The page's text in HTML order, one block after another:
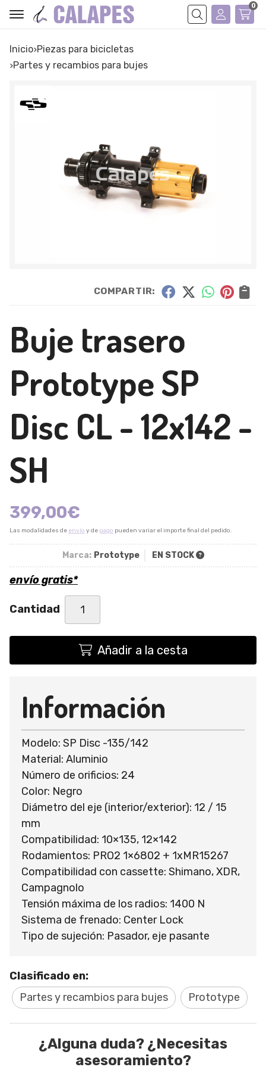
Buscar
0
Inicio
piezas para bicicletas
partes y recambios para bujes
COMPARTIR:
Buje trasero
Prototype SP
Disc CL - 12x142 -
SH
399,00€
Las modalidades de envío y de pago pueden variar el importe final del pedido.
Marca: Prototype EN STOCK
envío gratis*
Cantidad
Añadir a la cesta
Información
Modelo: SP Disc -135/142
Material: Aluminio
Número de orificios: 24
Color: Negro
Diámetro del eje (interior/exterior): 12 / 15
mm
Compatibilidad: 10×135, 12×142
Rodamientos: PRO2 1×6802 + 1xMR15267
Compatibilidad con cassette: Shimano, XDR,
Campagnolo
Tensión máxima de los radios: 1400 N
Sistema de frenado: Center Lock
Tipo de sujeción: Pasador, eje pasante
Clasificado en:
Partes y recambios para bujes
Prototype
¿Alguna duda? ¿Necesitas
asesoramiento?